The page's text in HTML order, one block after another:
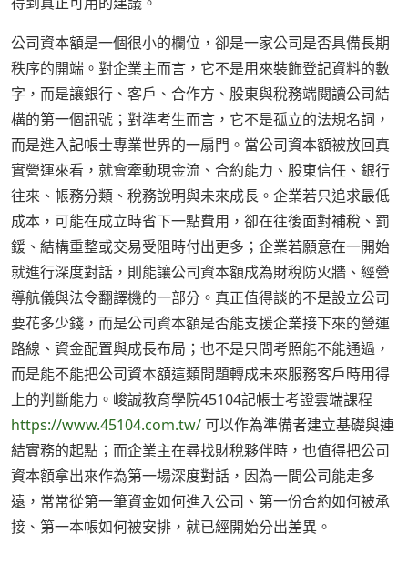
公司資本額是一個很小的欄位，卻是一家公司是否具備長期
秩序的開端。對企業主而言，它不是用來裝飾登記資料的數
字，而是讓銀行、客戶、合作方、股東與稅務端閱讀公司結
構的第一個訊號；對準考生而言，它不是孤立的法規名詞，
而是進入記帳士專業世界的一扇門。當公司資本額被放回真
實營運來看，就會牽動現金流、合約能力、股東信任、銀行
往來、帳務分類、稅務說明與未來成長。企業若只追求最低
成本，可能在成立時省下一點費用，卻在往後面對補稅、罰
鍰、結構重整或交易受阻時付出更多；企業若願意在一開始
就進行深度對話，則能讓公司資本額成為財稅防火牆、經營
導航儀與法令翻譯機的一部分。真正值得談的不是設立公司
要花多少錢，而是公司資本額是否能支援企業接下來的營運
路線、資金配置與成長布局；也不是只問考照能不能通過，
而是能不能把公司資本額這類問題轉成未來服務客戶時用得
上的判斷能力。峻誠教育學院45104記帳士考證雲端課程
https://www.45104.com.tw/ 可以作為準備者建立基礎與連
結實務的起點；而企業主在尋找財稅夥伴時，也值得把公司
資本額拿出來作為第一場深度對話，因為一間公司能走多
遠，常常從第一筆資金如何進入公司、第一份合約如何被承
接、第一本帳如何被安排，就已經開始分出差異。